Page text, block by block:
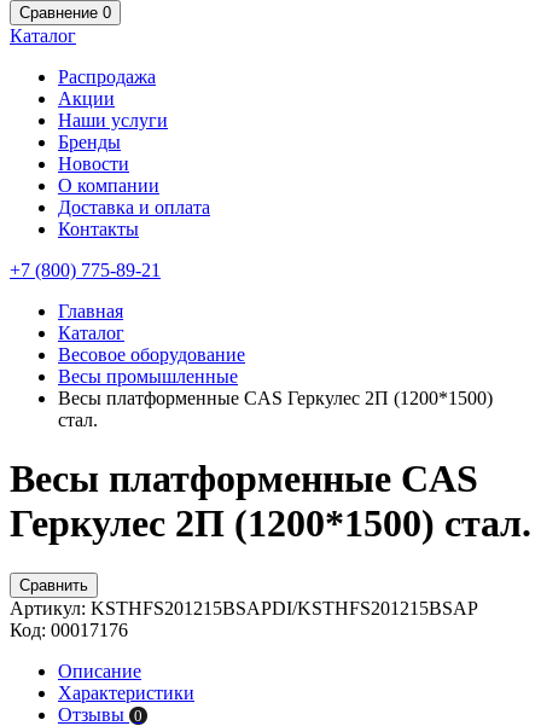
Сравнение 0
Каталог
Распродажа
Акции
Наши услуги
Бренды
Новости
О компании
Доставка и оплата
Контакты
+7 (800) 775-89-21
Главная
Каталог
Весовое оборудование
Весы промышленные
Весы платформенные CAS Геркулес 2П (1200*1500)
стал.
Весы платформенные CAS
Геркулес 2П (1200*1500) стал.
Сравнить
Артикул: KSTHFS201215BSAPDI/KSTHFS201215BSAP
Код: 00017176
Описание
Характеристики
Отзывы 0